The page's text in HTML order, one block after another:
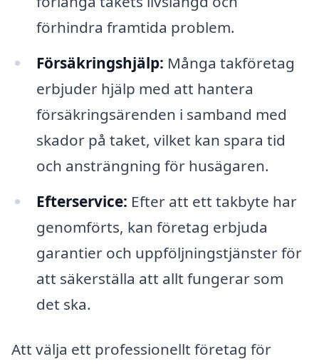
förhindra framtida problem.
Försäkringshjälp: Många takföretag
erbjuder hjälp med att hantera
försäkringsärenden i samband med
skador på taket, vilket kan spara tid
och ansträngning för husägaren.
Efterservice: Efter att ett takbyte har
genomförts, kan företag erbjuda
garantier och uppföljningstjänster för
att säkerställa att allt fungerar som
det ska.
Att välja ett professionellt företag för